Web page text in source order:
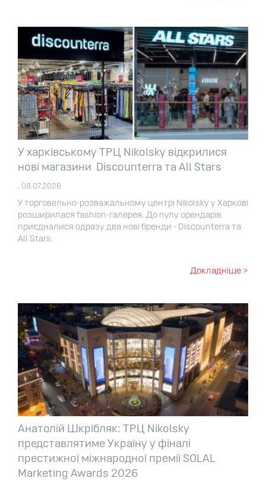
У харківському ТРЦ Nikolsky відкрилися
нові магазини Discounterra та All Stars
. 08.07.2026
У торговельно-розважальному центрі Nikolsky у Харкові
розширилася fashion-галерея. До пулу орендарів
приєдналися одразу два нові бренди - Discounterra та
All Stars.
Докладніше >
Анатолій Шкрібляк: ТРЦ Nikolsky
представлятиме Україну у фіналі
престижної міжнародної премії SOLAL
Marketing Awards 2026